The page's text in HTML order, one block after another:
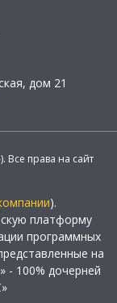
дом 21
Все права на сайт
).
платформу
программных
на
100% дочерней